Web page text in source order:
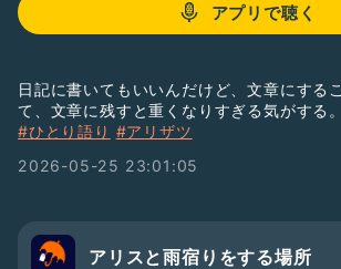
アプリで聴く
日記に書いてもいいんだけど、文章にする
て、文章に残すと重くなりすぎる気がする。
#ひとり語り #アリザツ
2026-05-25 23:01:05
アリスと雨宿りをする場所